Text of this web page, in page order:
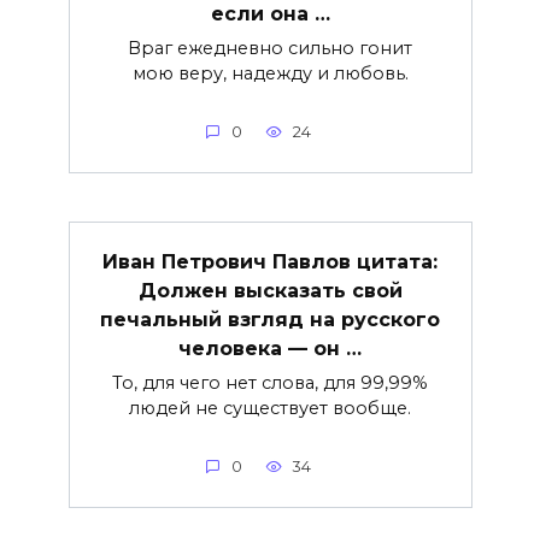
если она …
Враг ежедневно сильно гонит
мою веру, надежду и любовь.
0 24
Иван Петрович Павлов цитата:
Должен высказать свой
печальный взгляд на русского
человека — он …
То, для чего нет слова, для 99,99%
людей не существует вообще.
0 34